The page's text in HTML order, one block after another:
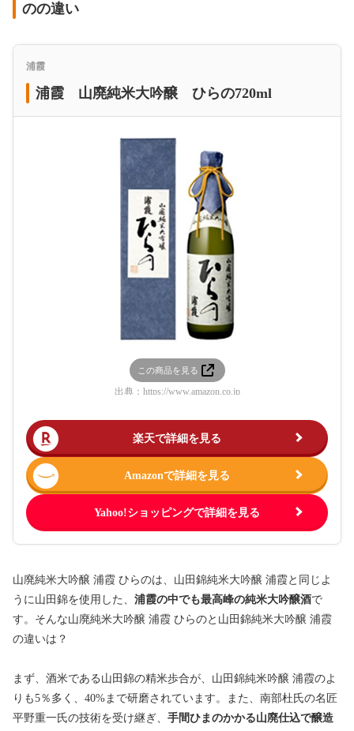
のの違い
浦霞
浦霞 山廃純米大吟醸 ひらの720ml
この商品を見る
出典： https://www.amazon.co.jp
楽天で詳細を見る
Amazonで詳細を見る
Yahoo!ショッピングで詳細を見る
山廃純米大吟醸 浦霞 ひらのは、山田錦純米大吟醸 浦霞と同じよ
うに山田錦を使用した、 浦霞の中でも最高峰の純米大吟醸酒で
す。そんな山廃純米大吟醸 浦霞 ひらのと山田錦純米大吟醸 浦霞
の違いは？
まず、酒米である山田錦の精米歩合が、山田錦純米吟醸 浦霞のよ
りも5％多く、40%まで研磨されています。また、南部杜氏の名匠
平野重一氏の技術を受け継ぎ、 手間ひまのかかる山廃仕込で醸造